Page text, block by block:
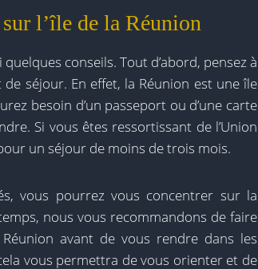
l’île de la Réunion
conseils. Tout d’abord, pensez à
séjour. En effet, la Réunion est une île
besoin d’un passeport ou d’une carte
Si vous êtes ressortissant de l’Union
un séjour de moins de trois mois.
vous pourrez vous concentrer sur la
nous vous recommandons de faire
avant de vous rendre dans les
vous permettra de vous orienter et de